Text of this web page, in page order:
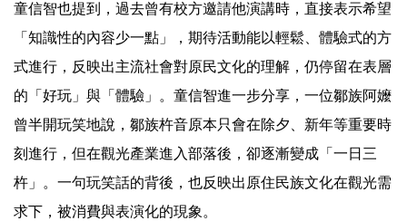
童信智也提到，過去曾有校方邀請他演講時，直接表示希望
「知識性的內容少一點」，期待活動能以輕鬆、體驗式的方
式進行，反映出主流社會對原民文化的理解，仍停留在表層
的「好玩」與「體驗」。童信智進一步分享，一位鄒族阿嬤
曾半開玩笑地說，鄒族杵音原本只會在除夕、新年等重要時
刻進行，但在觀光產業進入部落後，卻逐漸變成「一日三
杵」。一句玩笑話的背後，也反映出原住民族文化在觀光需
求下，被消費與表演化的現象。